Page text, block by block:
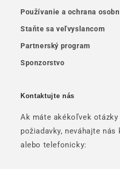
Používanie a ochrana
Staňte sa veľvyslancom
Partnerský program
Sponzorstvo
Kontaktujte nás
Ak máte akékoľvek
požiadavky, neváhajte
alebo telefonicky: